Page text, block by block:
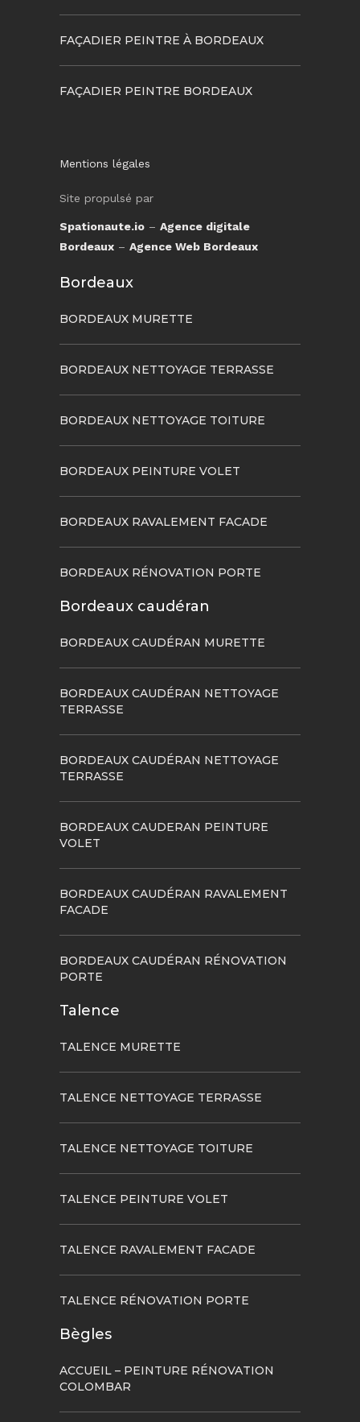
FAÇADIER PEINTRE À BORDEAUX
FAÇADIER PEINTRE BORDEAUX
Mentions légales
Site propulsé par
Spationaute.io – Agence digitale
Bordeaux – Agence Web Bordeaux
Bordeaux
BORDEAUX MURETTE
BORDEAUX NETTOYAGE TERRASSE
BORDEAUX NETTOYAGE TOITURE
BORDEAUX PEINTURE VOLET
BORDEAUX RAVALEMENT FACADE
BORDEAUX RÉNOVATION PORTE
Bordeaux caudéran
BORDEAUX CAUDÉRAN MURETTE
BORDEAUX CAUDÉRAN NETTOYAGE
TERRASSE
BORDEAUX CAUDÉRAN NETTOYAGE
TERRASSE
BORDEAUX CAUDERAN PEINTURE
VOLET
BORDEAUX CAUDÉRAN RAVALEMENT
FACADE
BORDEAUX CAUDÉRAN RÉNOVATION
PORTE
Talence
TALENCE MURETTE
TALENCE NETTOYAGE TERRASSE
TALENCE NETTOYAGE TOITURE
TALENCE PEINTURE VOLET
TALENCE RAVALEMENT FACADE
TALENCE RÉNOVATION PORTE
Bègles
ACCUEIL – PEINTURE RÉNOVATION
COLOMBAR